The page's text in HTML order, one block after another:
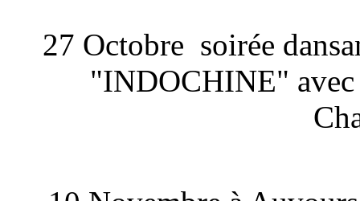
27 Octobre soirée
"INDOCHINE" avec